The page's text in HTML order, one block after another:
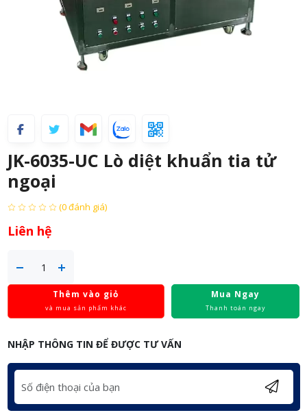
JK-6035-UC Lò diệt khuẩn tia tử
ngoại
(0 đánh giá)
Liên hệ
Thêm vào giỏ
và mua sản phẩm khác
Mua Ngay
Thanh toán ngay
NHẬP THÔNG TIN ĐỂ ĐƯỢC TƯ VẤN